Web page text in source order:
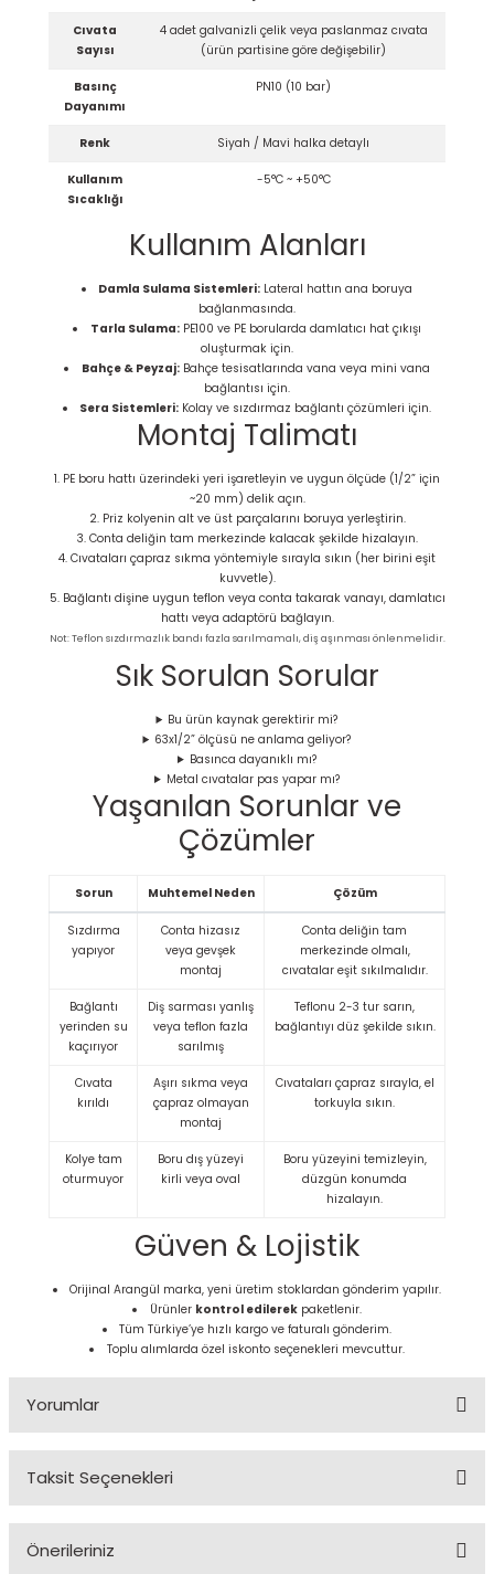
Cıvata
Sayısı
4 adet galvanizli çelik veya paslanmaz cıvata
(ürün partisine göre değişebilir)
Basınç
Dayanımı
PN10 (10 bar)
Renk Siyah / Mavi halka detaylı
Kullanım
Sıcaklığı
-5°C ~ +50°C
Kullanım Alanları
Damla Sulama Sistemleri: Lateral hattın ana boruya
bağlanmasında.
Tarla Sulama:PE100 ve PE borularda damlatıcı hat çıkışı
oluşturmak için.
Bahçe & Peyzaj:Bahçe tesisatlarında vana veya mini vana
bağlantısı için.
Sera Sistemleri: Kolay ve sızdırmaz bağlantı çözümleri için.
Montaj Talimatı
PE boru hattı üzerindeki yeri işaretleyin ve uygun ölçüde (1/2” için
~20 mm) delik açın.
Priz kolyenin alt ve üst parçalarını boruya yerleştirin.
Conta deliğin tam merkezinde kalacak şekilde hizalayın.
Cıvataları çapraz sıkma yöntemiyle sırayla sıkın (her birini eşit
kuvvetle).
Bağlantı dişine uygun teflon veya conta takarak vanayı, damlatıcı
hattı veya adaptörü bağlayın.
Not: Teflon sızdırmazlık bandı fazla sarılmamalı, diş aşınması önlenmelidir.
Sık Sorulan Sorular
Bu ürün kaynak gerektirir mi?
63x1/2” ölçüsü ne anlama geliyor?
Basınca dayanıklı mı?
Metal cıvatalar pas yapar mı?
Yaşanılan Sorunlar ve
Çözümler
Sorun Muhtemel Neden Çözüm
Sızdırma
yapıyor
Conta hizasız
veya gevşek
montaj
Conta deliğin tam
merkezinde olmalı,
cıvatalar eşit sıkılmalıdır.
Bağlantı
yerinden su
kaçırıyor
Diş sarması yanlış
veya teflon fazla
sarılmış
Teflonu 2-3 tur sarın,
bağlantıyı düz şekilde sıkın.
Cıvata
kırıldı
Aşırı sıkma veya
çapraz olmayan
montaj
Cıvataları çapraz sırayla, el
torkuyla sıkın.
Kolye tam
oturmuyor
Boru dış yüzeyi
kirli veya oval
Boru yüzeyini temizleyin,
düzgün konumda
hizalayın.
Güven & Lojistik
Orijinal Arangül marka, yeni üretim stoklardan gönderim yapılır.
Ürünler kontrol edilerekpaketlenir.
Tüm Türkiye’ye hızlı kargo ve faturalı gönderim.
Toplu alımlarda özel iskonto seçenekleri mevcuttur.
Yorumlar
Taksit Seçenekleri
Önerileriniz